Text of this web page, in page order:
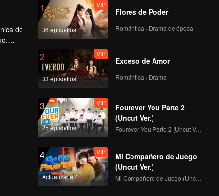
Primera Cámara de
ASIA S2 XIONG
Primera Cámara de
ASIA S2 DORN
Primera Cámara de
de
1
36 episodios
VIP
Flores de Poder
Romántica · Drama de época
2
33 episodios
VIP
Exceso de Amor
Romántica · Drama
3
25 episodios
VIP
Fourever You Parte 2
(Uncut Ver.)
Fourever You Parte 2 (Uncut Ver.)
4
Actualizar a 4
VIP
Mi Compañero de Juego
(Uncut Ver.)
Mi Compañero de Juego (Uncut Ver.)